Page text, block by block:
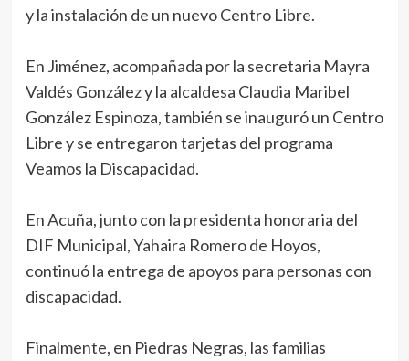
y la instalación de un nuevo Centro Libre.
En Jiménez, acompañada por la secretaria Mayra
Valdés González y la alcaldesa Claudia Maribel
González Espinoza, también se inauguró un Centro
Libre y se entregaron tarjetas del programa
Veamos la Discapacidad.
En Acuña, junto con la presidenta honoraria del
DIF Municipal, Yahaira Romero de Hoyos,
continuó la entrega de apoyos para personas con
discapacidad.
Finalmente, en Piedras Negras, las familias